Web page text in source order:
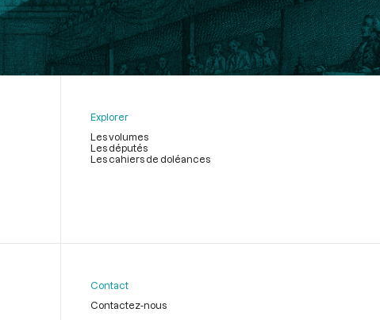
Explorer
Les volumes
Les députés
Les cahiers de doléances
Contact
Contactez-nous